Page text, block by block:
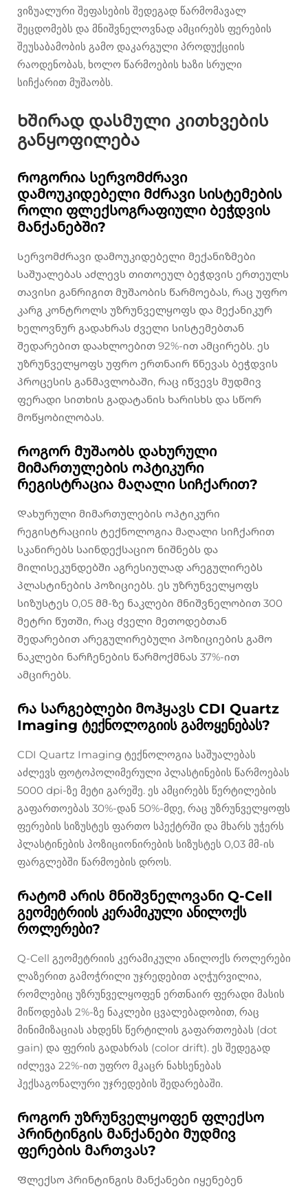
ვიზუალური შეფასების შედეგად წარმომავალ
შეცდომებს და მნიშვნელოვნად ამცირებს ფერების
შეუსაბამობის გამო დაკარგული პროდუქციის
რაოდენობას, ხოლო წარმოების ხაზი სრული
სიჩქარით მუშაობს.
Ხშირად დასმული კითხვების
განყოფილება
Როგორია სერვომძრავი
დამოუკიდებელი მძრავი სისტემების
როლი ფლექსოგრაფიული ბეჭდვის
მანქანებში?
Სერვომძრავი დამოუკიდებელი მექანიზმები
საშუალებას აძლევს თითოეულ ბეჭდვის ერთეულს
თავისი განრიგით მუშაობის წარმოებას, რაც უფრო
კარგ კონტროლს უზრუნველყოფს და მექანიკურ
ხელოვნურ გადახრას ძველი სისტემებთან
შედარებით დაახლოებით 92%-ით ამცირებს. ეს
უზრუნველყოფს უფრო ერთნაირ წნევას ბეჭდვის
პროცესის განმავლობაში, რაც იწვევს მუდმივ
ფერადი სითხის გადატანის ხარისხს და სწორ
მოწყობილობას.
Როგორ მუშაობს დახურული
მიმართულების ოპტიკური
რეგისტრაცია მაღალი სიჩქარით?
Დახურული მიმართულების ოპტიკური
რეგისტრაციის ტექნოლოგია მაღალი სიჩქარით
სკანირებს საინდექსაციო ნიშნებს და
მილისეკუნდებში აგრესიულად არეგულირებს
პლასტინების პოზიციებს. ეს უზრუნველყოფს
სიზუსტეს 0,05 მმ-ზე ნაკლები მნიშვნელობით 300
მეტრი წუთში, რაც ძველი მეთოდებთან
შედარებით არეგულირებული პოზიციების გამო
ნაკლები ნარჩენების წარმოქმნას 37%-ით
ამცირებს.
Რა სარგებლები მოჰყავს CDI Quartz
Imaging ტექნოლოგიის გამოყენებას?
CDI Quartz Imaging ტექნოლოგია საშუალებას
აძლევს ფოტოპოლიმერული პლასტინების წარმოებას
5000 dpi-ზე მეტი გარეშე. ეს ამცირებს წერტილების
გაფართოებას 30%-დან 50%-მდე, რაც უზრუნველყოფს
ფერების სიზუსტეს ფართო სპექტრში და მხარს უჭერს
პლასტინების პოზიციონირების სიზუსტეს 0,03 მმ-ის
ფარგლებში წარმოების დროს.
Რატომ არის მნიშვნელოვანი Q-Cell
გეომეტრიის კერამიკული ანილოქს
როლერები?
Q-Cell გეომეტრიის კერამიკული ანილოქს როლერები
ლაზერით გამოჭრილი უჯრედებით აღჭურვილია,
რომლებიც უზრუნველყოფენ ერთნაირ ფერადი მასის
მიწოდებას 2%-ზე ნაკლები ცვალებადობით, რაც
მინიმიზაციას ახდენს წერტილის გაფართოებას (dot
gain) და ფერის გადახრას (color drift). ეს შედეგად
იძლევა 22%-ით უფრო მკაცრ ნახსენებას
ჰექსაგონალური უჯრედების შედარებაში.
Როგორ უზრუნველყოფენ ფლექსო
პრინტინგის მანქანები მუდმივ
ფერების მართვას?
Ფლექსო პრინტინგის მანქანები იყენებენ